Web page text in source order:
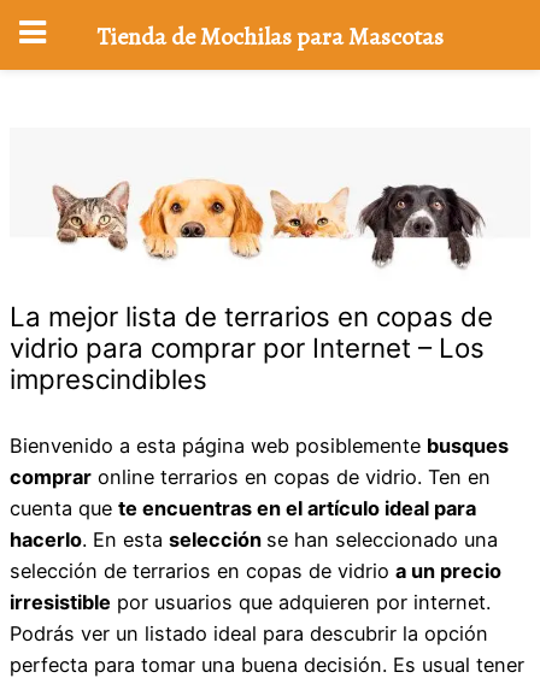
La mejor lista de terrarios en copas de
vidrio para comprar por Internet – Los
imprescindibles
Bienvenido a esta página web posiblemente busques
comprar online terrarios en copas de vidrio. Ten en
cuenta que te encuentras en el artículo ideal para
hacerlo. En esta selección se han seleccionado una
selección de terrarios en copas de vidrio a un precio
irresistible por usuarios que adquieren por internet.
Podrás ver un listado ideal para descubrir la opción
perfecta para tomar una buena decisión. Es usual tener
Tienda de Mochilas para Mascotas